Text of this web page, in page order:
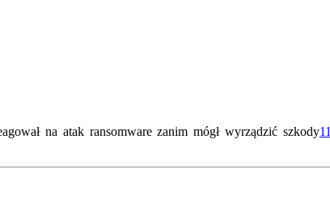
na atak ransomware zanim mógł wyrządzić szkody11